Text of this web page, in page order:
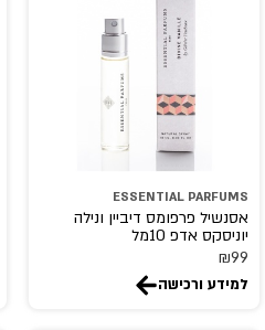
ESSENTIAL PARFUMS
אסנשיל פרפומס דיביין ונילה
יוניסקס אדפ 10מל
₪99
למידע ורכישה